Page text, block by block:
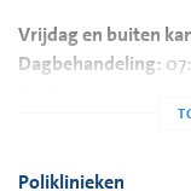
Afbeelding 3:
Vrijdag en buiten
Dagbehandeling:
Telefoon: 0183 –
Poliklinieken